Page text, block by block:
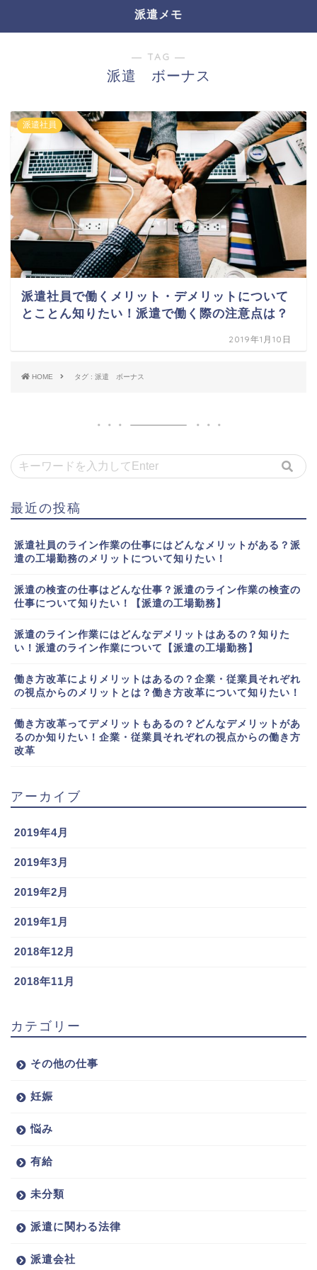
派遣メモ
― TAG ―
派遣 ボーナス
派遣社員
派遣社員で働くメリット・デメリットについて
とことん知りたい！派遣で働く際の注意点は？
2019年1月10日
HOME タグ : 派遣 ボーナス
最近の投稿
派遣社員のライン作業の仕事にはどんなメリットがある？派
遣の工場勤務のメリットについて知りたい！
派遣の検査の仕事はどんな仕事？派遣のライン作業の検査の
仕事について知りたい！【派遣の工場勤務】
派遣のライン作業にはどんなデメリットはあるの？知りた
い！派遣のライン作業について【派遣の工場勤務】
働き方改革によりメリットはあるの？企業・従業員それぞれ
の視点からのメリットとは？働き方改革について知りたい！
働き方改革ってデメリットもあるの？どんなデメリットがあ
るのか知りたい！企業・従業員それぞれの視点からの働き方
改革
アーカイブ
2019年4月
2019年3月
2019年2月
2019年1月
2018年12月
2018年11月
カテゴリー
その他の仕事
妊娠
悩み
有給
未分類
派遣に関わる法律
派遣会社